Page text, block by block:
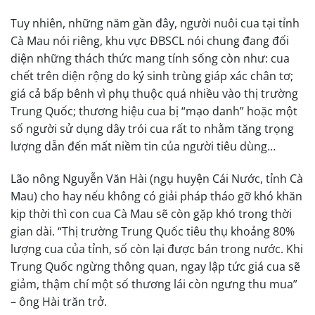
Tuy nhiên, những năm gần đây, người nuôi cua tại tỉnh
Cà Mau nói riêng, khu vực ĐBSCL nói chung đang đối
diện những thách thức mang tính sống còn như: cua
chết trên diện rộng do ký sinh trùng giáp xác chân tơ;
giá cả bấp bênh vì phụ thuộc quá nhiều vào thị trường
Trung Quốc; thương hiệu cua bị “mạo danh” hoặc một
số người sử dụng dây trói cua rất to nhằm tăng trọng
lượng dẫn đến mất niềm tin của người tiêu dùng…
Lão nông Nguyễn Văn Hài (ngụ huyện Cái Nước, tỉnh Cà
Mau) cho hay nếu không có giải pháp tháo gỡ khó khăn
kịp thời thì con cua Cà Mau sẽ còn gặp khó trong thời
gian dài. “Thị trường Trung Quốc tiêu thụ khoảng 80%
lượng cua của tỉnh, số còn lại được bán trong nước. Khi
Trung Quốc ngừng thông quan, ngay lập tức giá cua sẽ
giảm, thậm chí một số thương lái còn ngưng thu mua”
– ông Hài trăn trở.